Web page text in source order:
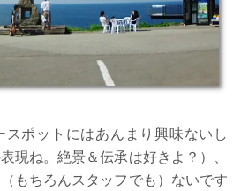
スポットにはあんまり興味ないし
現ね。絶景＆伝承は好きよ？）、
もちろんスタッフでも）ないです